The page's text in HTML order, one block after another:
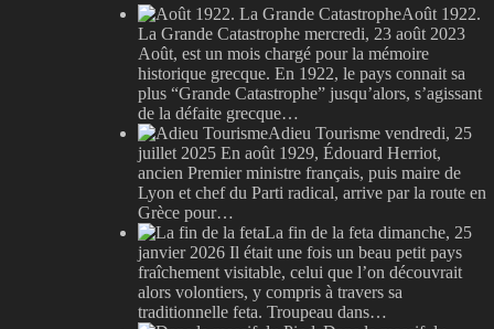
Août 1922.
La Grande Catastrophe mercredi, 23 août 2023
Août, est un mois chargé pour la mémoire
historique grecque. En 1922, le pays connait sa
plus “Grande Catastrophe” jusqu’alors, s’agissant
de la défaite grecque…
Adieu Tourisme vendredi, 25
juillet 2025 En août 1929, Édouard Herriot,
ancien Premier ministre français, puis maire de
Lyon et chef du Parti radical, arrive par la route en
Grèce pour…
La fin de la feta dimanche, 25
janvier 2026 Il était une fois un beau petit pays
fraîchement visitable, celui que l’on découvrait
alors volontiers, y compris à travers sa
traditionnelle feta. Troupeau dans…